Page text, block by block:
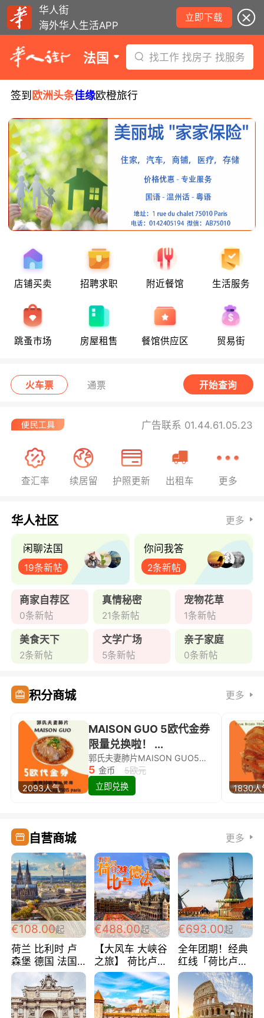
华人街
海外华人生活APP
立即下载
法国 找工作 找房子 找服务
签到 欧洲头条佳缘欧橙旅行
店铺买卖 招聘求职 附近餐馆 生活服务
跳蚤市场 房屋租售 餐馆供应区 贸易街
火车票 通票 开始查询
广告联系 01.44.61.05.23
查汇率 续居留 护照更新 出租车 更多
华人社区 更多
闲聊法国
19条新帖
你问我答
2条新帖
商家自荐区
0条新帖
真情秘密
21条新帖
宠物花草
1条新帖
美食天下
2条新帖
文学广场
5条新帖
亲子家庭
0条新帖
积分商城 更多
2093人气
MAISON GUO 5欧代金券
限量兑换啦！ ...
郭氏夫妻肺片MAISON GUO5欧代金券限量兑换啦！
5 金币
5欧元
立即兑换
1830人
自营商城 更多
€108.00起
荷兰 比利时 卢
森堡 德国 法国
超爽玩遍西欧 循
环线 全程四星宾
馆 108欧/人/天
€488.00起
【大风车 大峡谷
之旅】 荷比卢德
法 巴黎上下 经
典五国四日游
488欧/人
€693.00起
全年团期！经典
红线「荷比卢德
法」七天循环 五
国 仅售99欧/人/
天！巴黎上下！
包拼房~